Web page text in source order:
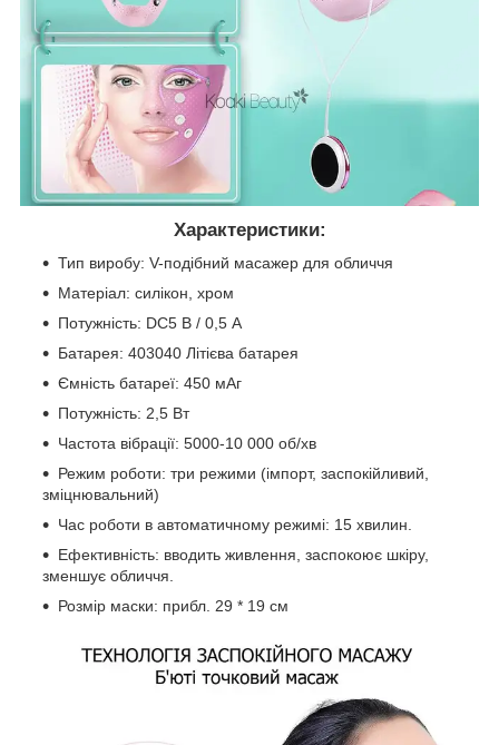
Характеристики:
Тип виробу: V-подібний масажер для обличчя
Матеріал: силікон, хром
Потужність: DC5 В / 0,5 A
Батарея: 403040 Літієва батарея
Ємність батареї: 450 мАг
Потужність: 2,5 Вт
Частота вібрації: 5000-10 000 об/хв
Режим роботи: три режими (імпорт, заспокійливий,
зміцнювальний)
Час роботи в автоматичному режимі: 15 хвилин.
Ефективність: вводить живлення, заспокоює шкіру,
зменшує обличчя.
Розмір маски: прибл. 29 * 19 см